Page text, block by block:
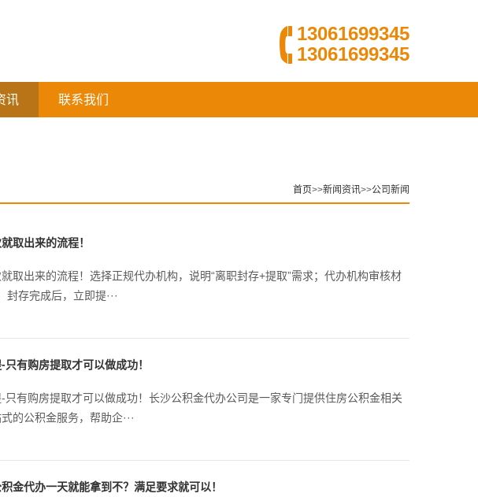
13061699345
13061699345
讯 联系我们
首页>>新闻资讯>>公司新闻
取出来的流程！
取出来的流程！选择正规代办机构，说明“离职封存+提取”需求；代办机构审核材
存完成后，立即提···
有购房提取才可以做成功！
只有购房提取才可以做成功！长沙公积金代办公司是一家专门提供住房公积金相关
的公积金服务，帮助企···
金代办一天就能拿到不？满足要求就可以！